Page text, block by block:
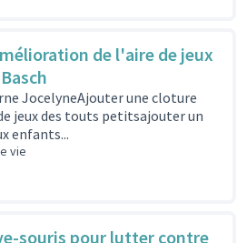
de l'aire de jeux
JocelyneAjouter une cloture
jeux des touts petitsajouter un
enfants...
vie
souris pour lutter contre